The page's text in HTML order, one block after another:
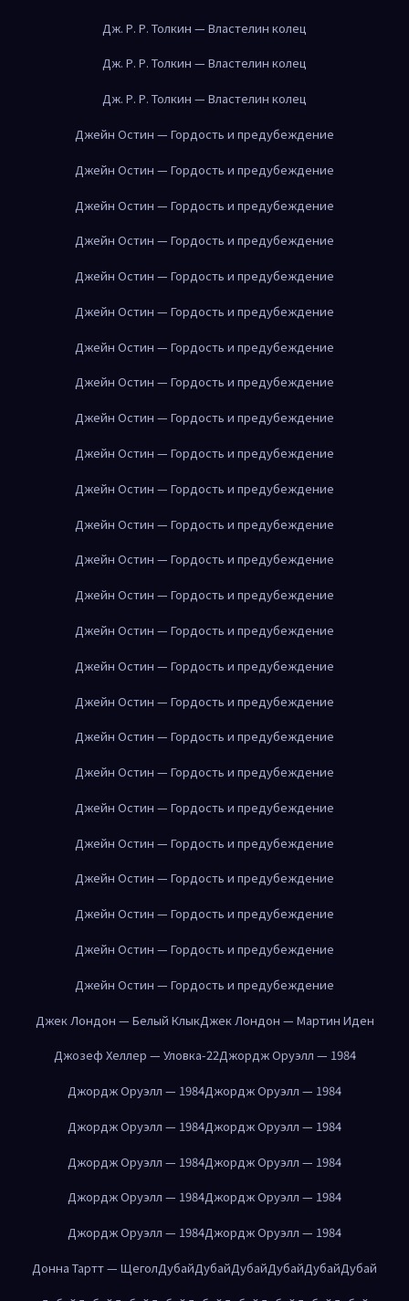
Дж. Р. Р. Толкин — Властелин колец
Дж. Р. Р. Толкин — Властелин колец
Дж. Р. Р. Толкин — Властелин колец
Джейн Остин — Гордость и предубеждение
Джейн Остин — Гордость и предубеждение
Джейн Остин — Гордость и предубеждение
Джейн Остин — Гордость и предубеждение
Джейн Остин — Гордость и предубеждение
Джейн Остин — Гордость и предубеждение
Джейн Остин — Гордость и предубеждение
Джейн Остин — Гордость и предубеждение
Джейн Остин — Гордость и предубеждение
Джейн Остин — Гордость и предубеждение
Джейн Остин — Гордость и предубеждение
Джейн Остин — Гордость и предубеждение
Джейн Остин — Гордость и предубеждение
Джейн Остин — Гордость и предубеждение
Джейн Остин — Гордость и предубеждение
Джейн Остин — Гордость и предубеждение
Джейн Остин — Гордость и предубеждение
Джейн Остин — Гордость и предубеждение
Джейн Остин — Гордость и предубеждение
Джейн Остин — Гордость и предубеждение
Джейн Остин — Гордость и предубеждение
Джейн Остин — Гордость и предубеждение
Джейн Остин — Гордость и предубеждение
Джейн Остин — Гордость и предубеждение
Джейн Остин — Гордость и предубеждение
Джек Лондон — Белый КлыкДжек Лондон — Мартин Иден
Джозеф Хеллер — Уловка-22Джордж Оруэлл — 1984
Джордж Оруэлл — 1984Джордж Оруэлл — 1984
Джордж Оруэлл — 1984Джордж Оруэлл — 1984
Джордж Оруэлл — 1984Джордж Оруэлл — 1984
Джордж Оруэлл — 1984Джордж Оруэлл — 1984
Джордж Оруэлл — 1984Джордж Оруэлл — 1984
Донна Тартт — ЩеголДубайДубайДубайДубайДубайДубай